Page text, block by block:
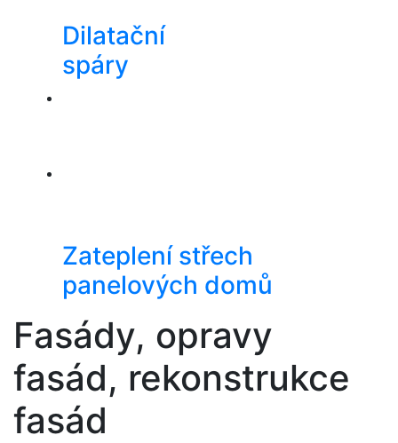
Dilatační
spáry
Zateplení střech
panelových domů
Fasády, opravy
fasád, rekonstrukce
fasád